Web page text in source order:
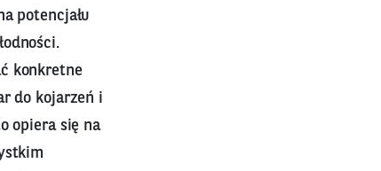
potencjału
konkretne
do kojarzeń i
opiera się na